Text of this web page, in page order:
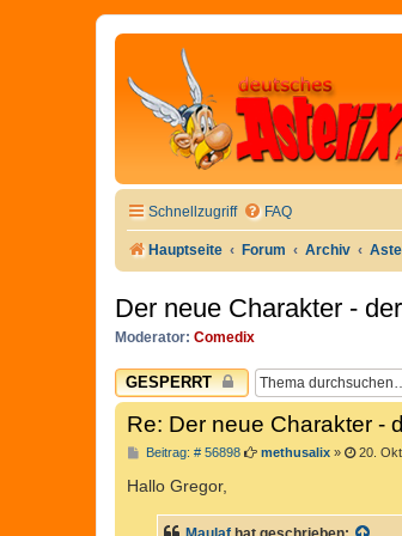
Schnellzugriff FAQ
Hauptseite Forum Archiv
Der neue Charakter -
Moderator: Comedix
GESPERRT
Re: Der neue Charakter -
Beitrag: # 56898B
r
a
methusalix» 20.
Hallo Gregor,